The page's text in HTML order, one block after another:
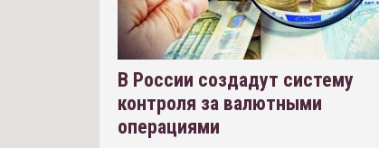
В России создадут систему
контроля за валютными
операциями